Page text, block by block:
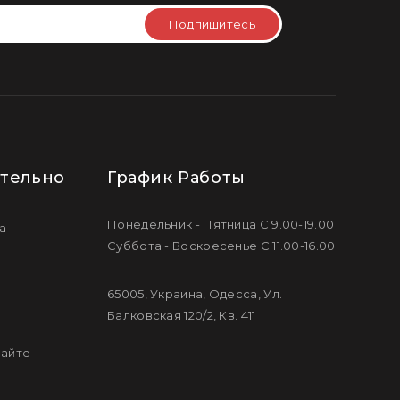
Подпишитесь
График Работы
Понедельник - Пятница С 9.00-19.00
Суббота - Воскресенье С 11.00-16.00
65005, Украина, Одесса, Ул.
Балковская 120/2, Кв. 411